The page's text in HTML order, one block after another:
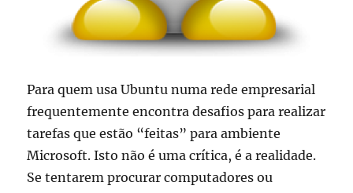
Para quem usa Ubuntu numa rede empresarial
frequentemente encontra desafios para realizar
tarefas que estão “feitas” para ambiente
Microsoft. Isto não é uma crítica, é a realidade.
Se tentarem procurar computadores ou